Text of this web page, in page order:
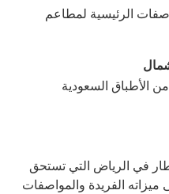
الرئيسية لمطاعم
الأطباق السعودية
في الرياض التي تستحق
الفريدة والمواصفات